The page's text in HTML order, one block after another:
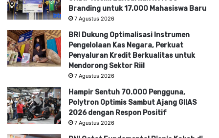
Branding untuk 17.000 Mahasiswa Baru
7 Agustus 2026
BRI Dukung Optimalisasi Instrumen
Pengelolaan Kas Negara, Perkuat
Penyaluran Kredit Berkualitas untuk
Mendorong Sektor Riil
7 Agustus 2026
Hampir Sentuh 70.000 Pengguna,
Polytron Optimis Sambut Ajang GIIAS
2026 dengan Respon Positif
7 Agustus 2026